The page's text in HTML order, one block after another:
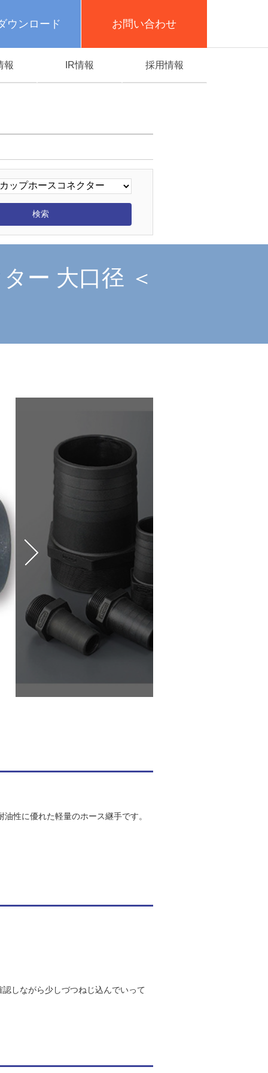
ウンロード お問い合わせ
報 IR情報 採用情報
ー 大口径 ＜
性に優れた軽量のホース継手です。
しながら少しづつねじ込んでいって